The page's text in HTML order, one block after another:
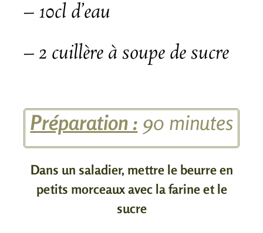
– 10cl d’eau
– 2 cuillère à soupe de sucre
Préparation : 90 minutes
Dans un saladier, mettre le beurre en
petits morceaux avec la farine et le
sucre